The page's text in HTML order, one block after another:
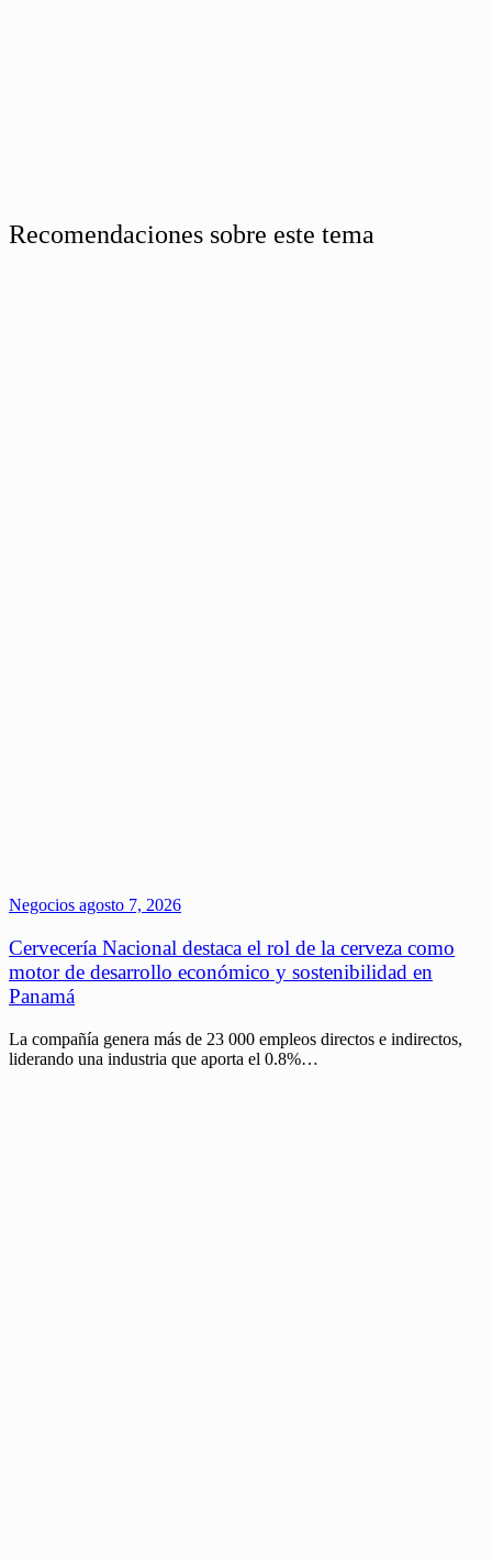
Recomendaciones sobre este tema
Negocios agosto 7, 2026
Cervecería Nacional destaca el rol de la cerveza como
motor de desarrollo económico y sostenibilidad en
Panamá
La compañía genera más de 23 000 empleos directos e indirectos,
liderando una industria que aporta el 0.8%…